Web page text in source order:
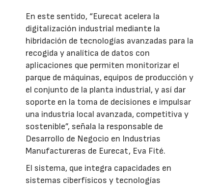
En este sentido, “Eurecat acelera la
digitalización industrial mediante la
hibridación de tecnologías avanzadas para la
recogida y analítica de datos con
aplicaciones que permiten monitorizar el
parque de máquinas, equipos de producción y
el conjunto de la planta industrial, y así dar
soporte en la toma de decisiones e impulsar
una industria local avanzada, competitiva y
sostenible”, señala la responsable de
Desarrollo de Negocio en Industrias
Manufactureras de Eurecat, Eva Fité.
El sistema, que integra capacidades en
sistemas ciberfísicos y tecnologías